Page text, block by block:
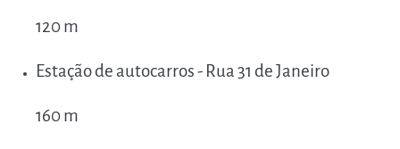
120 m
Estação de autocarros - Rua 31 de Janeiro
160 m